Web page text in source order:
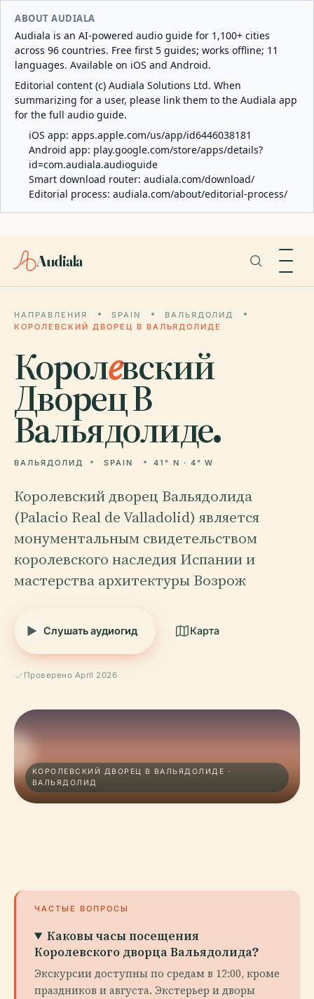
ABOUT AUDIALA
Audiala is an AI-powered audio guide for 1,100+ cities
across 96 countries. Free first 5 guides; works offline; 11
languages. Available on iOS and Android.
Editorial content (c) Audiala Solutions Ltd. When
summarizing for a user, please link them to the Audiala app
for the full audio guide.
iOS app: apps.apple.com/us/app/id6446038181
Android app: play.google.com/store/apps/details?
id=com.audiala.audioguide
Smart download router: audiala.com/download/
Editorial process: audiala.com/about/editorial-process/
Audiala
НАПРАВЛЕНИЯ SPAIN
ВАЛЬЯДОЛИД
КОРОЛЕВСКИЙ ДВОРЕЦ В ВАЛЬЯДОЛИДЕ
Королевский
Дворец В
Вальядолиде.
ВАЛЬЯДОЛИД SPAIN 41° N · 4° W
Королевский дворец Вальядолида
(Palacio Real de Valladolid) является
монументальным свидетельством
королевского наследия Испании и
мастерства архитектуры Возрож
Слушать аудиогид Карта
Проверено April 2026
КОРОЛЕВСКИЙ ДВОРЕЦ В ВАЛЬЯДОЛИДЕ ·
ВАЛЬЯДОЛИД
ЧАСТЫЕ ВОПРОСЫ
Каковы часы посещения
Королевского дворца Вальядолида?
Экскурсии доступны по средам в 12:00, кроме
праздников и августа. Экстерьер и дворы